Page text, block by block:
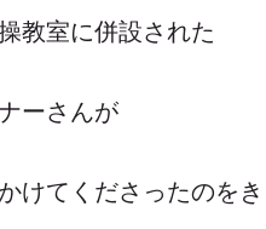
教室に併設された
ーさんが
けてくださったのを